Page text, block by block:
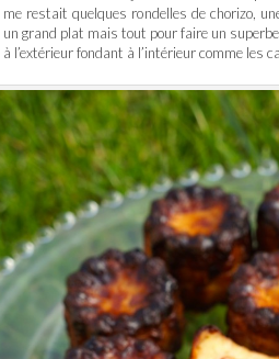
me restait quelques rondelles de chorizo,
un grand plat mais tout pour faire un
à l’extérieur fondant à l’intérieur comme les